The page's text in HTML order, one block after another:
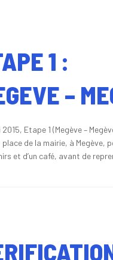
1 :
–
2015, Etape 1 (Megève –
place de la mairie, à Megève,
et d’un café, avant de